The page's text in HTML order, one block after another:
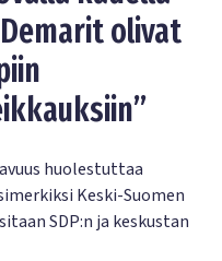
olivat
huolestuttaa
Keski-Suomen
SDP:n ja keskustan